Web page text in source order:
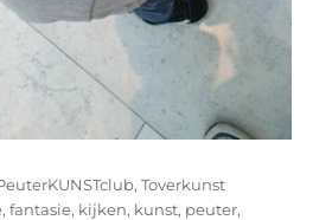
,Toverkunst
,fantasie, kijken, kunst, peuter,